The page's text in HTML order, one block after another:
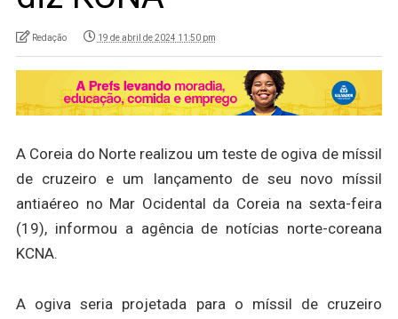
Redação 19 de abril de 2024 11:50 pm
A Coreia do Norte realizou um teste de ogiva de míssil
de cruzeiro e um lançamento de seu novo míssil
antiaéreo no Mar Ocidental da Coreia na sexta-feira
(19), informou a agência de notícias norte-coreana
KCNA.
A ogiva seria projetada para o míssil de cruzeiro